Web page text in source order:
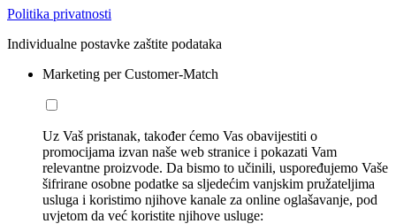
Politika privatnosti
Individualne postavke zaštite podataka
Marketing per Customer-Match
Uz Vaš pristanak, također ćemo Vas obavijestiti o
promocijama izvan naše web stranice i pokazati Vam
relevantne proizvode. Da bismo to učinili, uspoređujemo Vaše
šifrirane osobne podatke sa sljedećim vanjskim pružateljima
usluga i koristimo njihove kanale za online oglašavanje, pod
uvjetom da već koristite njihove usluge: